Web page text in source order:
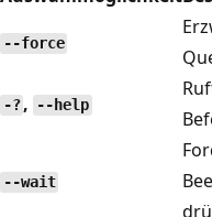
--force
-? , --help
--wait